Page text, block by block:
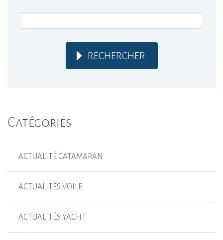
RECHERCHER
Catégories
ACTUALITÉ CATAMARAN
ACTUALITÉS VOILE
ACTUALITÉS YACHT